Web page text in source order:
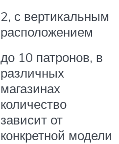
2, с вертикальным
расположением
до 10 патронов, в
различных
магазинах
количество
зависит от
конкретной модели